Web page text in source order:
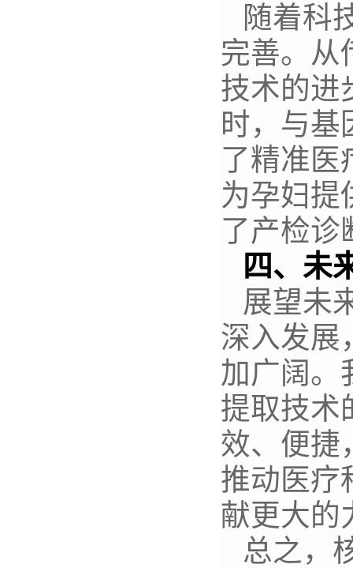
随着科
完善。从
技术的进
时，与基
了精准医
为孕妇提
了产检诊
四、未
展望未
深入发展
加广阔。
提取技术
效、便捷
推动医疗
献更大的
总之，